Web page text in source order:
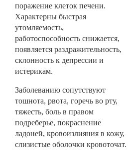
поражение клеток печени.
Характерны быстрая
утомляемость,
работоспособность снижается,
появляется раздражительность,
склонность к депрессии и
истерикам.
Заболеванию сопутствуют
тошнота, рвота, горечь во рту,
тяжесть, боль в правом
подреберье, покраснение
ладоней, кровоизлияния в кожу,
слизистые оболочки кровоточат.